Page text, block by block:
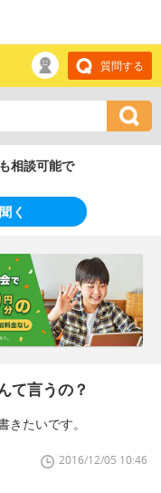
質問する
相談可能で
く
て言うの？
たいです。
2016/12/05 10:46